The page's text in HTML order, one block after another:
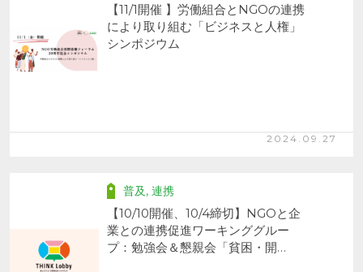
2024.09.27
【11/1開催 】労働組合とNGOの連携
により取り組む「ビジネスと人権」
シンポジウム
普及, 連携
【10/10開催、10/4締切】NGOと企
業との連携促進ワーキンググルー
プ：勉強会＆懇親会「貧困・開…